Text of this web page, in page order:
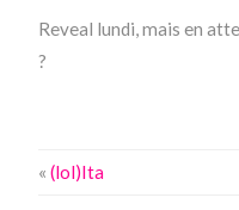
Reveal lundi, mais en
?
«(lol)Ita